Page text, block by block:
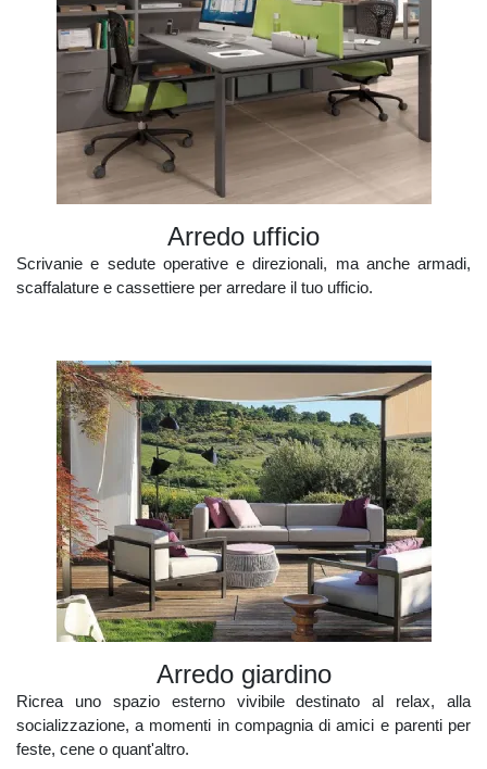
arredo ufficio
Scrivanie e sedute operative e direzionali, ma anche armadi,
scaffalature e cassettiere per arredare il tuo ufficio.
arredo giardino
Ricrea uno spazio esterno vivibile destinato al relax, alla
socializzazione, a momenti in compagnia di amici e parenti per
feste, cene o quant'altro.